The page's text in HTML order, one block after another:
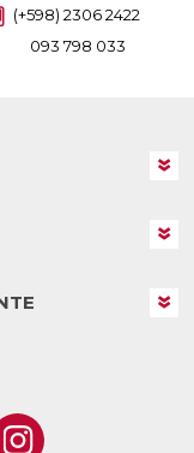
(+598) 2306 2422
093 798 033